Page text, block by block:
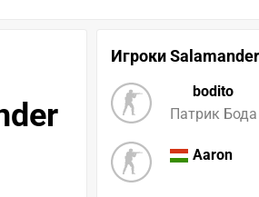
Игроки
bodito
Патрик Бода
Aaron